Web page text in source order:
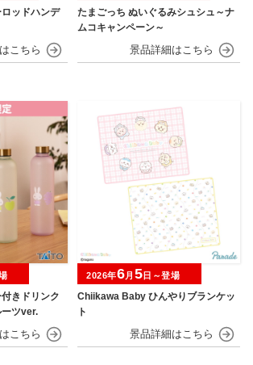
ッドハンデ
たまごっち ぬいぐるみシュシュ～ナ
ムコキャンペーン～
きドリンク
ツver.
Chiikawa Baby ひんやりブランケッ
ト
2026年6月 5 日～登場